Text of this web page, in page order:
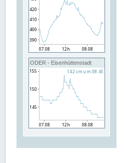
ODER - Eisenhüttenstadt